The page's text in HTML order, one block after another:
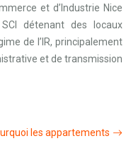
et d’Industrie Nice
détenant des locaux
de l’IR, principalement
et de transmission
les appartements